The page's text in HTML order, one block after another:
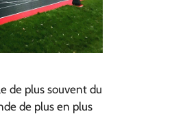
de plus souvent du
de plus en plus